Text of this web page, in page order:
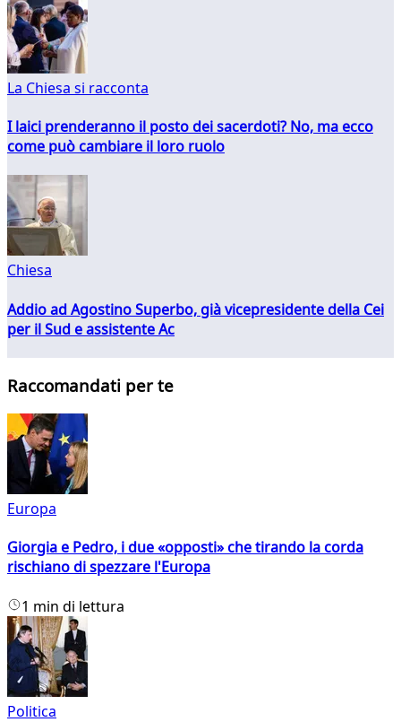
La Chiesa si racconta
I laici prenderanno il posto dei sacerdoti? No, ma ecco
come può cambiare il loro ruolo
Chiesa
Addio ad Agostino Superbo, già vicepresidente della Cei
per il Sud e assistente Ac
Raccomandati per te
Europa
Giorgia e Pedro, i due «opposti» che tirando la corda
rischiano di spezzare l'Europa
1 min di lettura
Politica